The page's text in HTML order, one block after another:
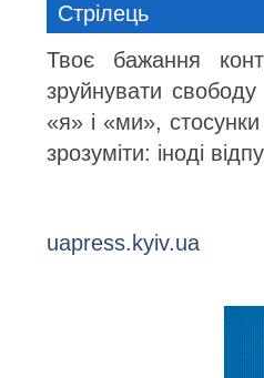
Стрілець
Твоє бажання
зруйнувати
«я» і «ми»,
зрозуміти: іноді
uapress.kyiv.ua